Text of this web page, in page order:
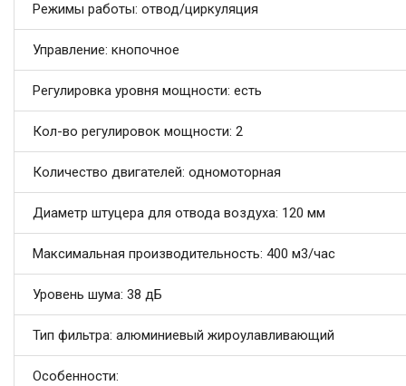
Режимы работы: отвод/циркуляция
Управление: кнопочное
Регулировка уровня мощности: есть
Кол-во регулировок мощности: 2
Количество двигателей: одномоторная
Диаметр штуцера для отвода воздуха: 120 мм
Максимальная производительность: 400 м3/час
Уровень шума: 38 дБ
Тип фильтра: алюминиевый жироулавливающий
Особенности: